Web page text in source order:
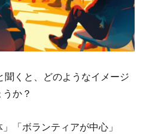
聞くと、どのようなイメージ
か？
「ボランティアが中心」